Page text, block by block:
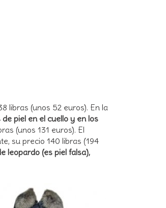
libras (unos 52 euros). En la
piel en el cuello y en los
(unos 131 euros). El
su precio 140 libras (194
leopardo (es piel falsa),